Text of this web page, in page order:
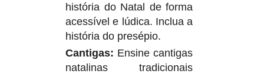
história do Natal de forma
acessível e lúdica. Inclua a
história do presépio.
Cantigas: Ensine cantigas
natalinas tradicionais